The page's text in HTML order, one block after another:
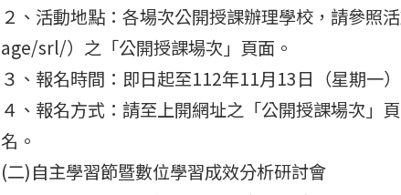
２、活動地點：各場次公開授課辦理學校，請參
age/srl/）之「公開授課場次」頁面。
３、報名時間：即日起至112年11月13日（星期一）
４、報名方式：請至上開網址之「公開授課場次」
名。
(二)自主學習節暨數位學習成效分析研討會